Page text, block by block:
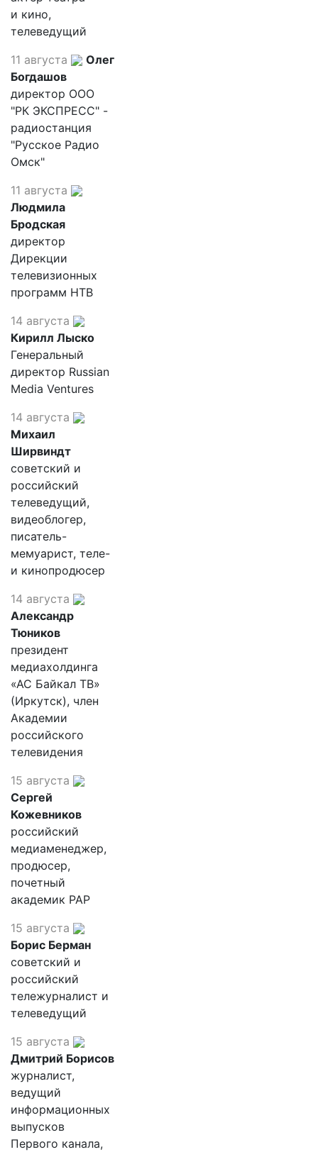
и кино,
телеведущий
11 августа
Олег
Богдашов
директор ООО
"РК ЭКСПРЕСС" -
радиостанция
"Русское Радио
Омск"
11 августа
Людмила
Бродская
директор
Дирекции
телевизионных
программ НТВ
14 августа
Кирилл Лыско
Генеральный
директор Russian
Media Ventures
14 августа
Михаил
Ширвиндт
советский и
российский
телеведущий,
видеоблогер,
писатель-
мемуарист, теле-
и кинопродюсер
14 августа
Александр
Тюников
президент
медиахолдинга
«АС Байкал ТВ»
(Иркутск), член
Академии
российского
телевидения
15 августа
Сергей
Кожевников
российский
медиаменеджер,
продюсер,
почетный
академик РАР
15 августа
Борис Берман
советский и
российский
тележурналист и
телеведущий
15 августа
Дмитрий Борисов
журналист,
ведущий
информационных
выпусков
Первого канала,